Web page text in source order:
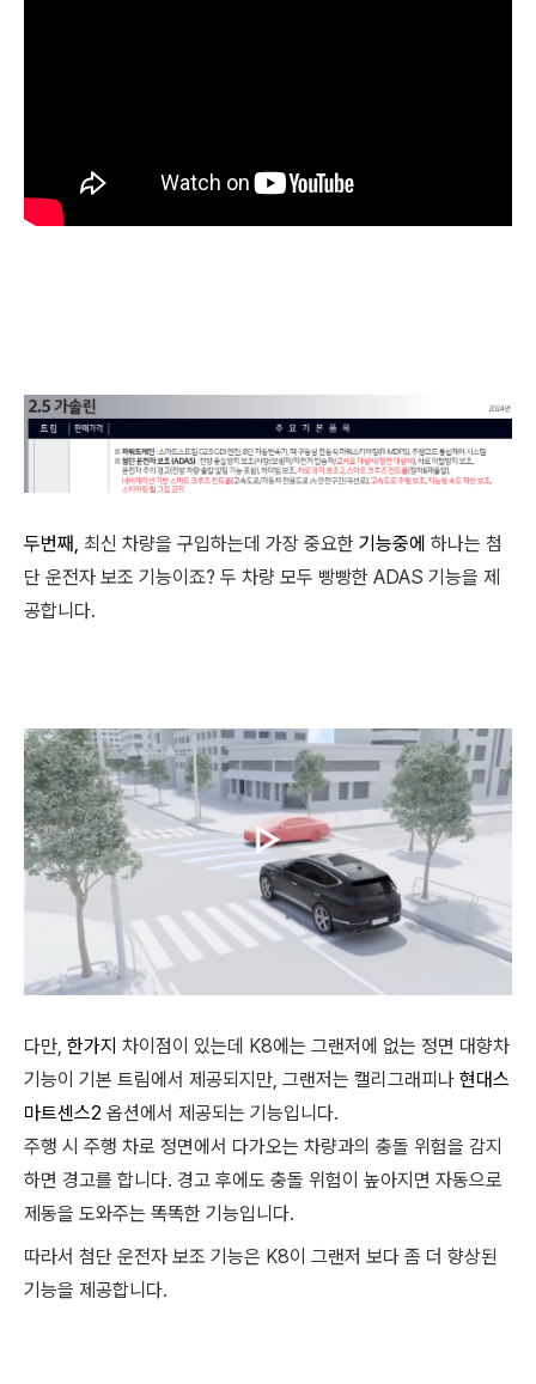
두번째, 최신 차량을 구입하는데 가장 중요한 기능중에 하나는 첨
단 운전자 보조 기능이죠? 두 차량 모두 빵빵한 ADAS 기능을 제
공합니다.
다만, 한가지 차이점이 있는데 K8에는 그랜저에 없는 정면 대향차
기능이 기본 트림에서 제공되지만, 그랜저는 캘리그래피나 현대스
마트센스2 옵션에서 제공되는 기능입니다.
주행 시 주행 차로 정면에서 다가오는 차량과의 충돌 위험을 감지
하면 경고를 합니다. 경고 후에도 충돌 위험이 높아지면 자동으로
제동을 도와주는 똑똑한 기능입니다.
따라서 첨단 운전자 보조 기능은 K8이 그랜저 보다 좀 더 향상된
기능을 제공합니다.